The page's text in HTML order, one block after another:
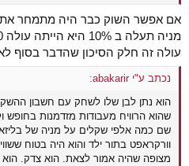
אם אפשר השוק כבר היה מתמחר
עולה זה חלק הסיכון שהדבר בסוף
נכתב ע"י abakarir:
הוא נתן לבן שלו לשחק עם חשבון
שהוא הרוויח מעבודות מזדמנות
שם כמה אלפי שקלים על מניה של
וורקראפט בתור ילד והוא היה בטוח
מצופה שהיה אמור לצאת. הוא צדק.